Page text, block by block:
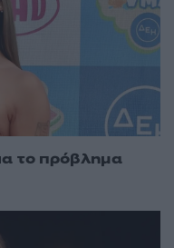
το πρόβλημα